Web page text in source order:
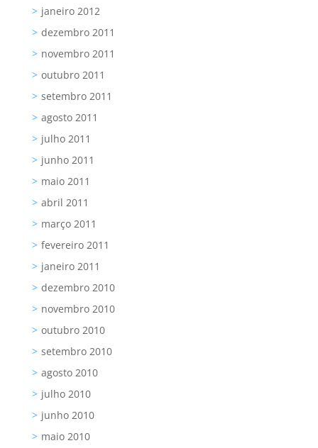
janeiro 2012
dezembro 2011
novembro 2011
outubro 2011
setembro 2011
agosto 2011
julho 2011
junho 2011
maio 2011
abril 2011
março 2011
fevereiro 2011
janeiro 2011
dezembro 2010
novembro 2010
outubro 2010
setembro 2010
agosto 2010
julho 2010
junho 2010
maio 2010